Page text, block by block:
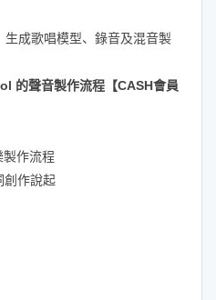
成歌唱模型、錄音及混音製
的聲音製作流程【CASH會員
製作流程
創作說起